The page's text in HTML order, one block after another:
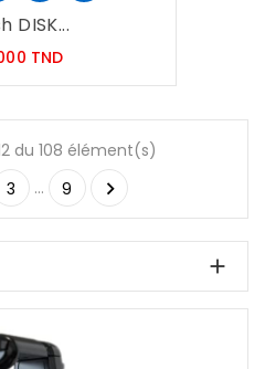
DISK...
TNDPrix
du 108 élément(s)
3 … 9 
